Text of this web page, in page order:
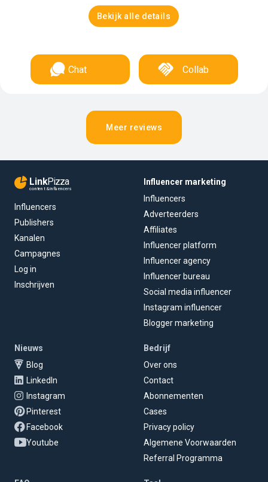
Bekijk alle details
Chat Collab
Meer reviews
LinkPizza
content & influencers
Influencers
Publishers
Kanalen
Campagnes
Log in
Inschrijven
Influencer marketing
Influencers
Adverteerders
Affiliates
Influencer platform
Influencer agency
Influencer bureau
Social media influencer
Instagram influencer
Blogger marketing
Nieuws
Blog
LinkedIn
Instagram
Pinterest
Facebook
Youtube
Bedrijf
Over ons
Contact
Abonnementen
Cases
Privacy policy
Algemene Voorwaarden
Referral Programma